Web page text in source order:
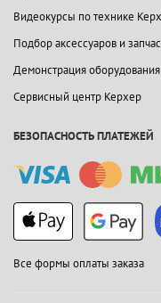
Видеокурсы по технике
Подбор аксессуаров и
Демонстрация оборудования
Сервисный центр Керхер
БЕЗОПАСНОСТЬ ПЛАТЕЖЕЙ
Все формы оплаты заказа